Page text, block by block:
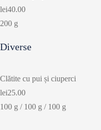
lei40.00
200 g
Diverse
Clătite cu pui și ciuperci
lei25.00
100 g / 100 g / 100 g